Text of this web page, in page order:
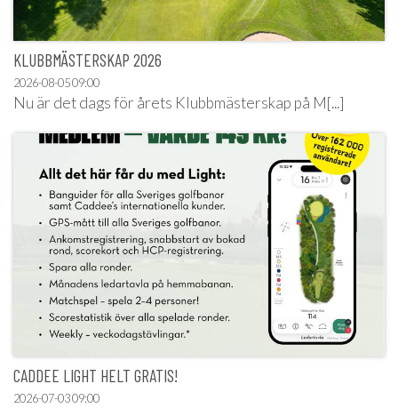
KLUBBMÄSTERSKAP 2026
2026-08-0509:00
Nu är det dags för årets Klubbmästerskap på M[...]
CADDEE LIGHT HELT GRATIS!
2026-07-0309:00